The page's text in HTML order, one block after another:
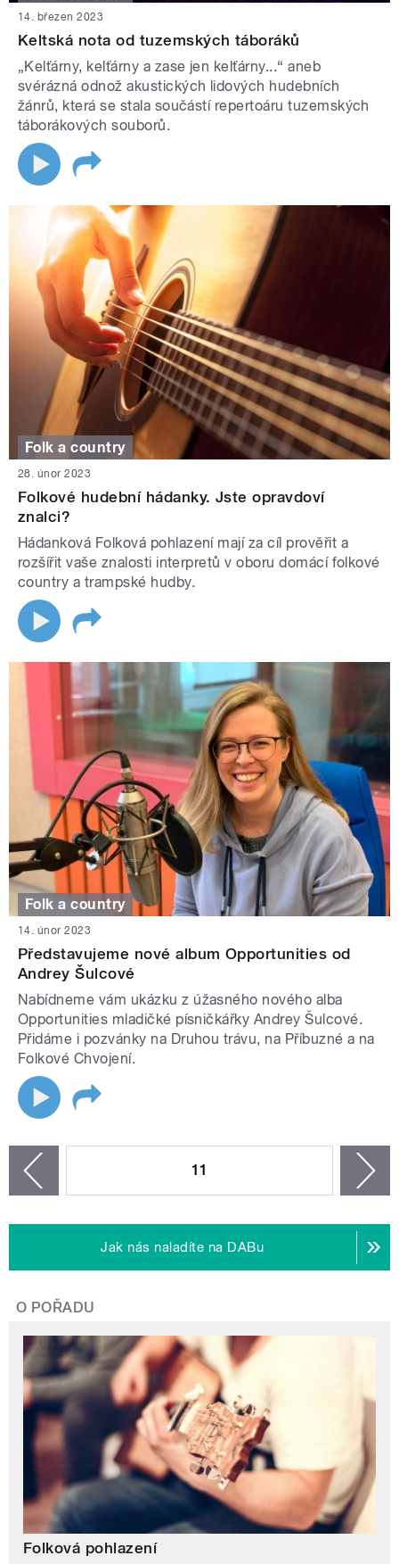
14. březen 2023
Keltská nota od tuzemských táboráků
„Kelťárny, kelťárny a zase jen kelťárny...“ aneb
svérázná odnož akustických lidových hudebních
žánrů, která se stala součástí repertoáru tuzemských
táborákových souborů.
Folk a country
28. únor 2023
Folkové hudební hádanky. Jste opravdoví
znalci?
Hádanková Folková pohlazení mají za cíl prověřit a
rozšířit vaše znalosti interpretů v oboru domácí folkové
country a trampské hudby.
Folk a country
14. únor 2023
Představujeme nové album Opportunities od
Andrey Šulcové
Nabídneme vám ukázku z úžasného nového alba
Opportunities mladičké písničkářky Andrey Šulcové.
Přidáme i pozvánky na Druhou trávu, na Příbuzné a na
Folkové Chvojení.
11
Jak nás naladíte na DABu
O POŘADU
Folková pohlazení